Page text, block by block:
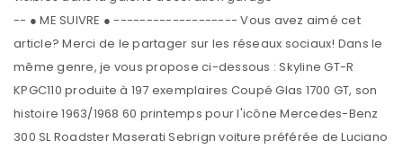
-- ● ME SUIVRE ● ------------------- Vous avez aimé cet
article? Merci de le partager sur les réseaux sociaux! Dans le
même genre, je vous propose ci-dessous : Skyline GT-R
KPGC110 produite à 197 exemplaires Coupé Glas 1700 GT, son
histoire 1963/1968 60 printemps pour l'icône Mercedes-Benz
300 SL Roadster Maserati Sebrign voiture préférée de Luciano